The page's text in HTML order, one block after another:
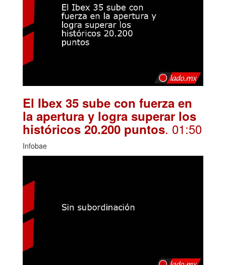
El Ibex 35 sube con fuerza en
la apertura y logra superar los
históricos 20.200 puntos. 01:50
Infobae